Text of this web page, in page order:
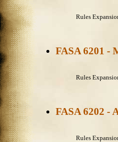
Rules
FASA 6201 -
Rules
FASA 6202 -
Rules